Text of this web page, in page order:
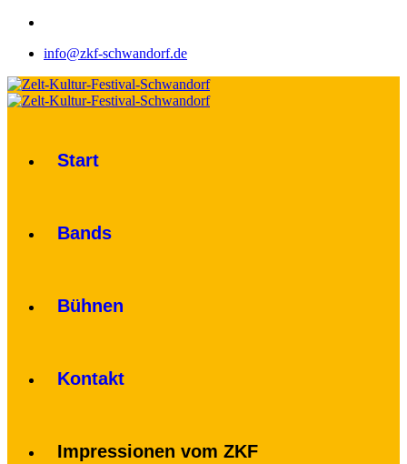
info@zkf-schwandorf.de
Start
Bands
Bühnen
Kontakt
Impressionen vom ZKF